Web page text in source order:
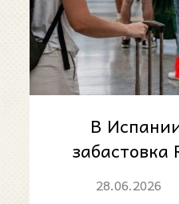
В
поездов, в
28.06.2026